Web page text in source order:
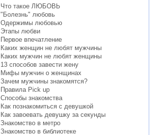
Что такое ЛЮБОВЬ
"Болезнь" любовь
Одержимы любовью
Этапы любви
Первое впечатление
Каких женщин не любят мужчины
Каких мужчин не любят женщины
13 способов завести жену
Мифы мужчин о женщинах
Зачем мужчины знакомятся?
Правила Pick up
Способы знакомства
Как познакомиться с девушкой
Как завоевать девушку за секунды
Знакомство в метро
Знакомство в библиотеке